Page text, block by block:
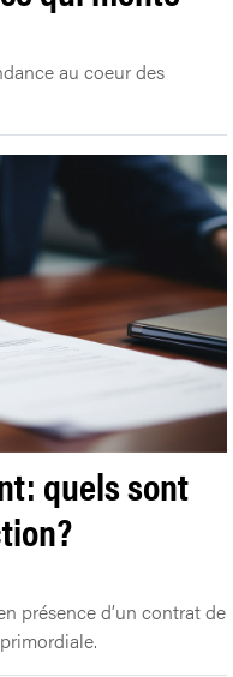
au coeur des
quels sont
présence d’un contrat de